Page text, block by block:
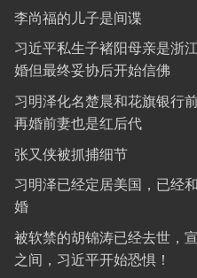
李尚福的儿子是间谍
习近平私生子褚阳母亲是浙
婚但最终妥协后开始信佛
习明泽化名楚晨和花旗银行
再婚前妻也是红后代
张又侠被抓捕细节
习明泽已经定居美国，已经
婚
被软禁的胡锦涛已经去世，
之间，习近平开始恐惧！